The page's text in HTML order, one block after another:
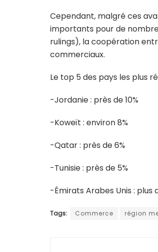
Cependant, malgré ces
importants pour de
rulings), la coopération
commerciaux.
Le top 5 des pays les plus
-Jordanie : près de 10%
-Koweït : environ 8%
-Qatar : près de 6%
-Tunisie : près de 5%
-Émirats Arabes Unis : plus
Tags: Commerce région